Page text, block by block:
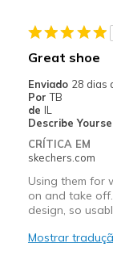
Sizing
View On Shoes
Great shoe
Enviado 28 dias
Por TB
de IL
Describe
CRÍTICA EM
skechers.com
Using them for
on and take
design, so
Mostrar